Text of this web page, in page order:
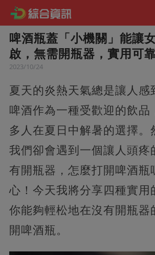
啤酒瓶蓋「小機關」能讓
啟，無需開瓶器，實用可靠
2023/10/24
夏天的炎熱天氣總是讓人感
啤酒作為一種受歡迎的飲品
多人在夏日中解暑的選擇。
我們卻會遇到一個讓人頭疼
有開瓶器，怎麼打開啤酒瓶
心！今天我將分享四種實用
你能夠輕松地在沒有開瓶器
開啤酒瓶。